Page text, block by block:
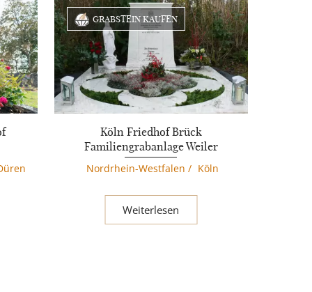
GRABSTEIN KAUFEN
Köln Friedhof Brück
Familiengrabanlage Weiler
Nordrhein-Westfalen / Köln
Weiterlesen